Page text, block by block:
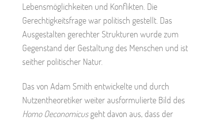
Lebensmöglichkeiten und Konflikten. Die
Gerechtigkeitsfrage war politisch gestellt. Das
Ausgestalten gerechter Strukturen wurde zum
Gegenstand der Gestaltung des Menschen und ist
seither politischer Natur.
Das von Adam Smith entwickelte und durch
Nutzentheoretiker weiter ausformulierte Bild des
Homo Oeconomicusgeht davon aus, dass der